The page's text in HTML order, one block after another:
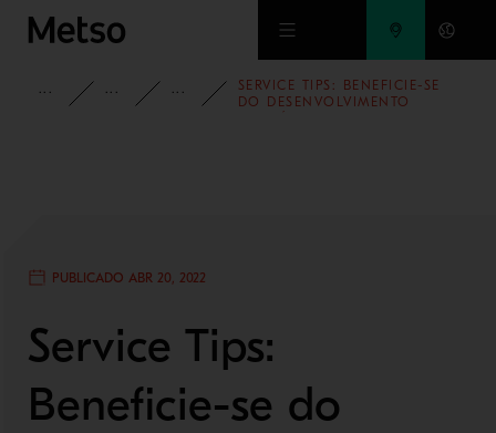
Ir para o conteúdo principal
INSIGHTSBLOG BLOG - MINERAÇÃO E REFINO DE
SERVICE TIPS: BENEFICIE-SE
DO DESENVOLVIMENTO
PUBLICADO ABR 20, 2022
Service Tips:
Beneficie-se do